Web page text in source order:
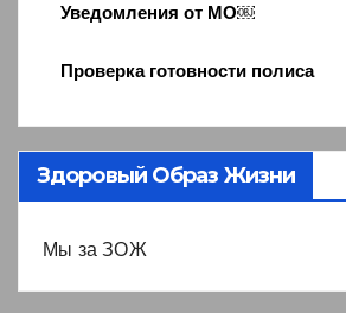
Уведомления от МО￼
Проверка готовности полиса
Здоровый Образ Жизни
Мы за ЗОЖ